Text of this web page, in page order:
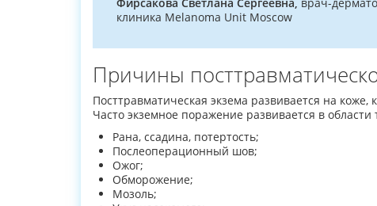
Фирсакова Светлана Сергеевна, врач-
клиника Melanoma Unit Moscow
Причины
Посттравматическая экзема развивается на
Часто экземное поражение развивается в области
Рана, ссадина, потертость;
Послеоперационный шов;
Ожог;
Обморожение;
Мозоль;